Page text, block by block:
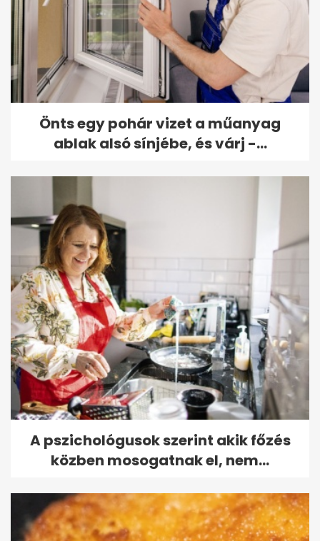
Önts egy pohár vizet a műanyag
ablak alsó sínjébe, és várj -...
A pszichológusok szerint akik főzés
közben mosogatnak el, nem...